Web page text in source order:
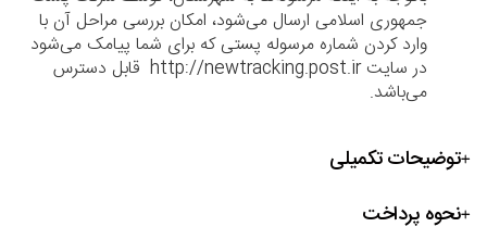
جمهوری اسلامی ارسال می‌شود، امکان بررسی مراحل آن با
وارد کردن شماره مرسوله پستی که برای شما پیامک می‌شود
در سایت http://newtracking.post.ir قابل دسترس
می‌باشد.
توضیحات تکمیلی
نحوه پرداخت